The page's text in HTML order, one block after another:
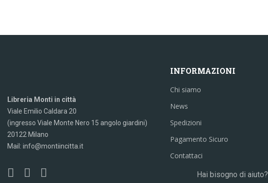
Libreria Monti in città
Viale Emilio Caldara 20
(ingresso Viale Monte Nero 15 angolo giardini)
20122 Milano
Mail: info@montiincitta.it
INFORMAZIONI
Chi siamo
News
Spedizioni
Pagamento Sicuro
Contattaci
Hai bisogno di aiuto?